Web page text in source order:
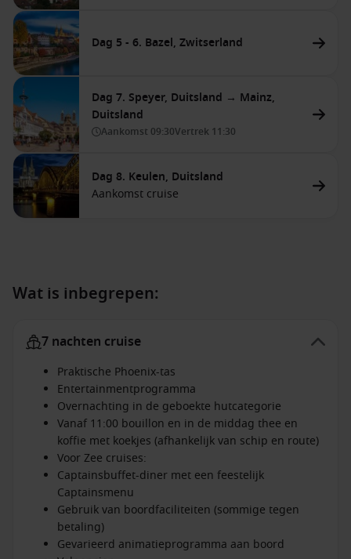
Dag 5 - 6. Bazel, Zwitserland
Dag 7. Speyer, Duitsland → Mainz,
Duitsland
Aankomst 09:30Vertrek 11:30
Dag 8. Keulen, Duitsland
Aankomst cruise
Wat is inbegrepen:
7 nachten cruise
Praktische Phoenix-tas
Entertainmentprogramma
Overnachting in de geboekte hutcategorie
Vanaf 11:00 bouillon en in de middag thee en
koffie met koekjes (afhankelijk van schip en route)
Voor Zee cruises:
Captainsbuffet-diner met een feestelijk
Captainsmenu
Gebruik van boordfaciliteiten (sommige tegen
betaling)
Gevarieerd animatieprogramma aan boord